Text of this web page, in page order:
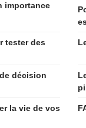
importance
tester des
décision
la vie de vos